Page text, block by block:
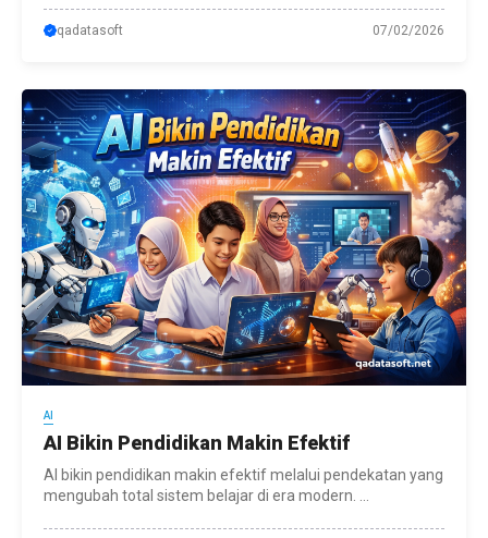
qadatasoft 07/02/2026
AI
AI Bikin Pendidikan Makin Efektif
AI bikin pendidikan makin efektif melalui pendekatan yang
mengubah total sistem belajar di era modern. ...